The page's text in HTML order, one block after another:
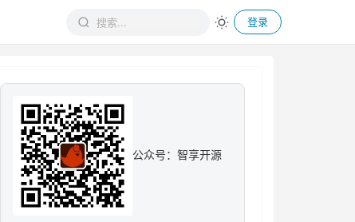
登录
公众号：智享开源